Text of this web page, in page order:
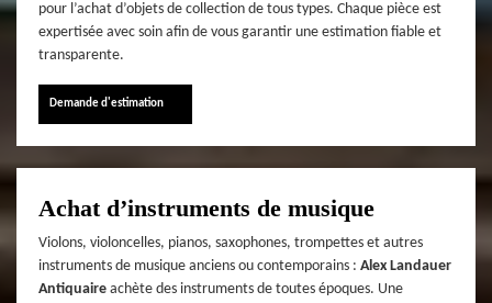
pour l’achat d’objets de collection de tous types. Chaque pièce est
expertisée avec soin afin de vous garantir une estimation fiable et
transparente.
Demande d'estimation
Achat d’instruments de musique
Violons, violoncelles, pianos, saxophones, trompettes et autres
instruments de musique anciens ou contemporains : Alex Landauer
Antiquaire achète des instruments de toutes époques. Une